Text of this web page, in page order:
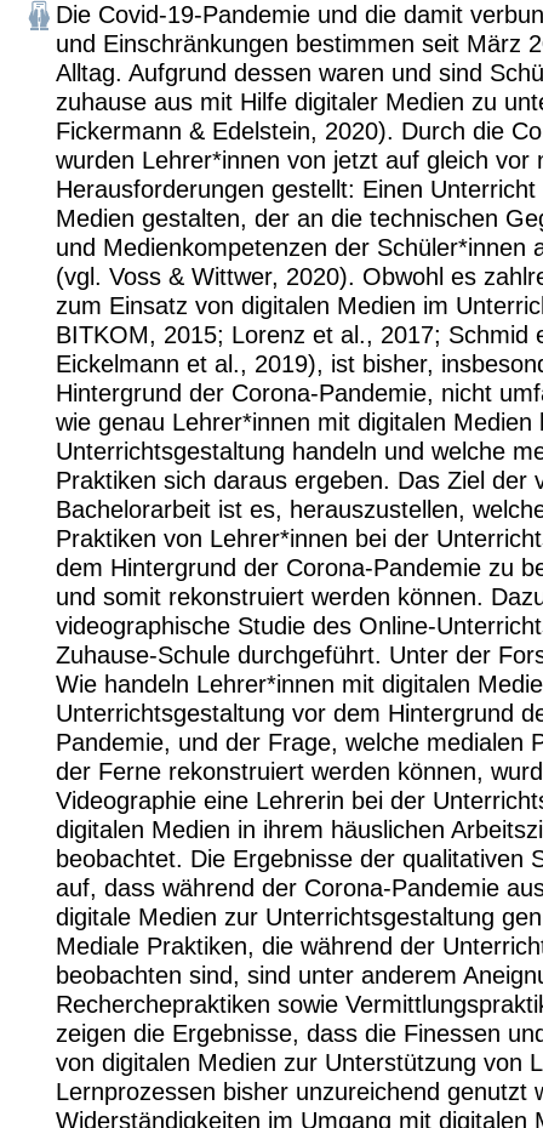
Die Covid-19-Pandemie und die damit
und Einschränkungen bestimmen seit März
Alltag. Aufgrund dessen waren und sind
zuhause aus mit Hilfe digitaler Medien zu
Fickermann & Edelstein, 2020). Durch die
wurden Lehrer*innen von jetzt auf gleich vor
Herausforderungen gestellt: Einen
Medien gestalten, der an die technischen
und Medienkompetenzen der Schüler*innen
(vgl. Voss & Wittwer, 2020). Obwohl es
zum Einsatz von digitalen Medien im
BITKOM, 2015; Lorenz et al., 2017; Schmid
Eickelmann et al., 2019), ist bisher,
Hintergrund der Corona-Pandemie, nicht
wie genau Lehrer*innen mit digitalen Medien
Unterrichtsgestaltung handeln und welche
Praktiken sich daraus ergeben. Das Ziel der
Bachelorarbeit ist es, herauszustellen,
Praktiken von Lehrer*innen bei der
dem Hintergrund der Corona-Pandemie zu
und somit rekonstruiert werden können.
videographische Studie des Online-
Zuhause-Schule durchgeführt. Unter der
Wie handeln Lehrer*innen mit digitalen
Unterrichtsgestaltung vor dem Hintergrund
Pandemie, und der Frage, welche medialen
der Ferne rekonstruiert werden können,
Videographie eine Lehrerin bei der
digitalen Medien in ihrem häuslichen
beobachtet. Die Ergebnisse der qualitativen
auf, dass während der Corona-Pandemie
digitale Medien zur Unterrichtsgestaltung
Mediale Praktiken, die während der
beobachten sind, sind unter anderem
Recherchepraktiken sowie
zeigen die Ergebnisse, dass die Finessen
von digitalen Medien zur Unterstützung von
Lernprozessen bisher unzureichend genutzt
Widerständigkeiten im Umgang mit digitalen